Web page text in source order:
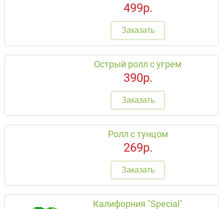
499р.
Заказать
Острый ролл с угрем
390р.
Заказать
Ролл с тунцом
269р.
Заказать
Калифорния "Special"